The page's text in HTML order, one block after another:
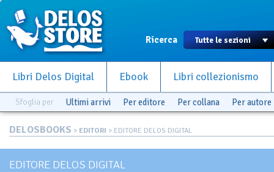
Ricerca
Libri Delos Digital Ebook Libri collezionismo
Sfoglia per Ultimi arrivi Per editore Per collana Per autore
DELOSBOOKS > EDITORI > EDITORE DELOS DIGITAL
EDITORE DELOS DIGITAL